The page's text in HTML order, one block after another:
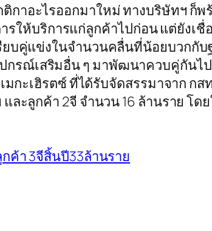
กาอะไรออกมาใหม่ ทางบริษัทฯ ก็
ให้บริการแก่ลูกค้าไปก่อน แต่ยังเ
รียบคู่แข่งในจำนวนคลื่นที่น้อยบวก
กรณ์เสริมอื่น ๆ มาพัฒนาควบคู่กัน
เมกะเฮิรตซ์ ที่ได้รับจัดสรรมาจาก
ละลูกค้า 2จี จำนวน 16 ล้านราย โ
กค้า 3จีสิ้นปี33ล้านราย